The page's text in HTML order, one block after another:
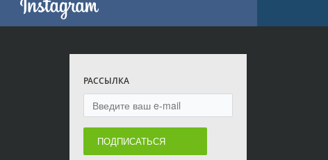
РАССЫЛКА
ПОДПИСАТЬСЯ